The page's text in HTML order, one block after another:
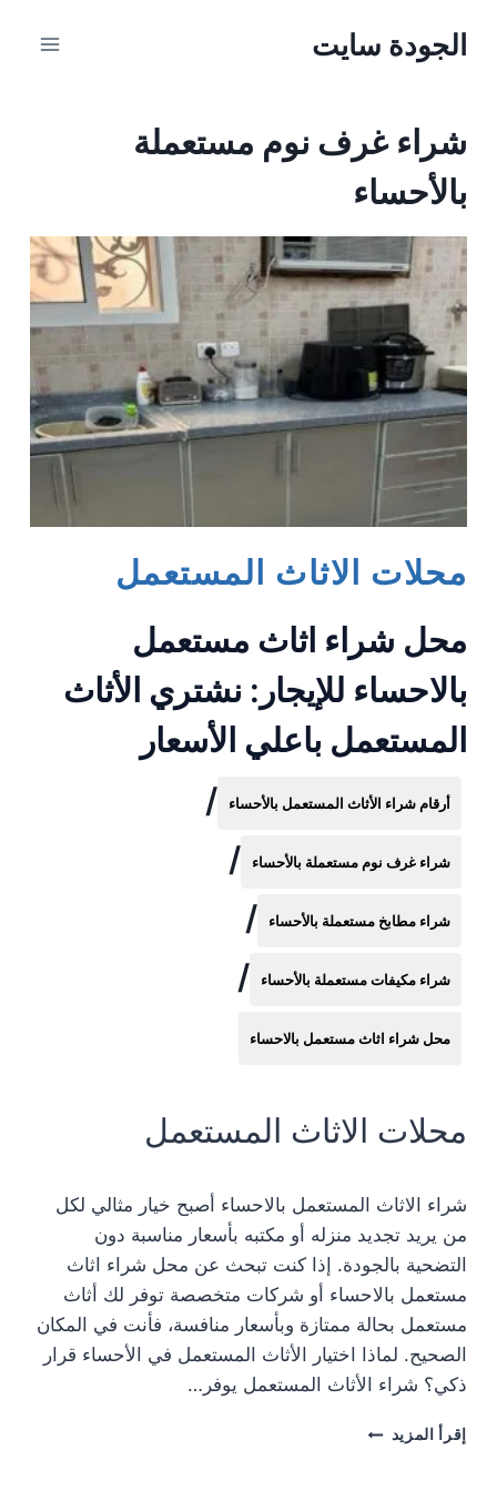
الجودة سايت
شراء غرف نوم مستعملة
بالأحساء
محلات الاثاث المستعمل
محل شراء اثاث مستعمل
بالاحساء للإيجار: نشتري الأثاث
المستعمل باعلي الأسعار
أرقام شراء الأثاث المستعمل بالأحساء /
شراء غرف نوم مستعملة بالأحساء /
شراء مطابخ مستعملة بالأحساء /
شراء مكيفات مستعملة بالأحساء /
محل شراء اثاث مستعمل بالاحساء
محلات الاثاث المستعمل
شراء الاثاث المستعمل بالاحساء أصبح خيار مثالي لكل
من يريد تجديد منزله أو مكتبه بأسعار مناسبة دون
التضحية بالجودة. إذا كنت تبحث عن محل شراء اثاث
مستعمل بالاحساء أو شركات متخصصة توفر لك أثاث
مستعمل بحالة ممتازة وبأسعار منافسة، فأنت في المكان
الصحيح. لماذا اختيار الأثاث المستعمل في الأحساء قرار
ذكي؟ شراء الأثاث المستعمل يوفر…
إقرأ المزيد محل